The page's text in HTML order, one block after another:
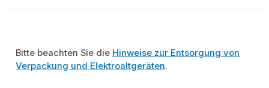
Bitte beachten Sie die Hinweise zur Entsorgung von
Verpackung und Elektroaltgeräten.